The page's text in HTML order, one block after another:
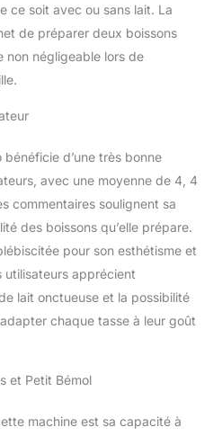
ce soit avec ou sans lait. La
de préparer deux boissons
non négligeable lors de
bénéficie d’une très bonne
avec une moyenne de 4, 4
commentaires soulignent sa
des boissons qu’elle prépare.
pour son esthétisme et
utilisateurs apprécient
lait onctueuse et la possibilité
chaque tasse à leur goût
et Petit Bémol
machine est sa capacité à